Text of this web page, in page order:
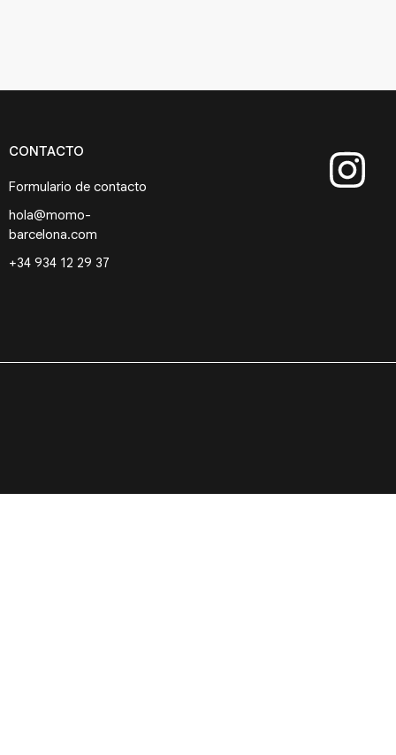
CONTACTO
Formulario de contacto
hola@momo-
barcelona.com
+34 934 12 29 37